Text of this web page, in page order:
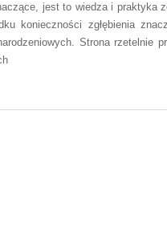
jest to wiedza i praktyka
konieczności zgłębienia
Strona rzetelnie